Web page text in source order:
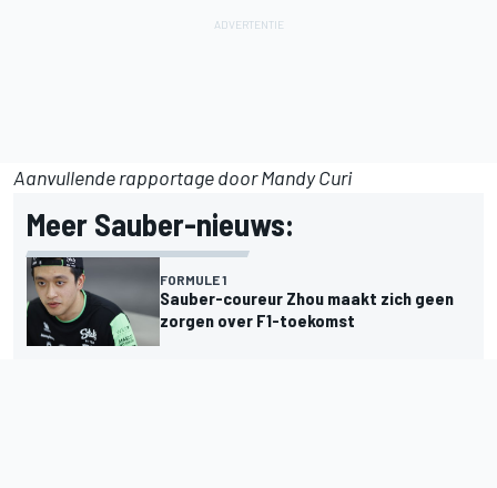
Aanvullende rapportage door Mandy Curi
Meer Sauber-nieuws:
FORMULE 1
Sauber-coureur Zhou maakt zich geen
zorgen over F1-toekomst